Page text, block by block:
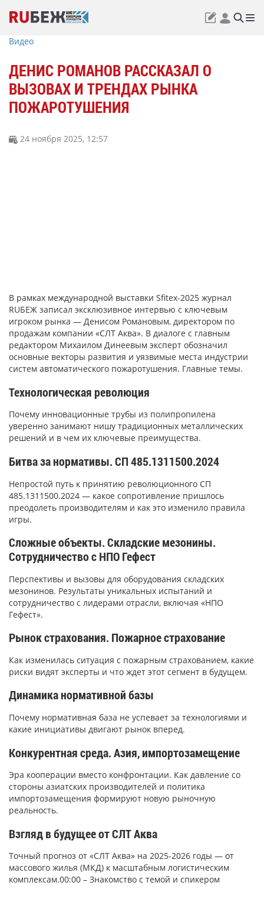
Видео
ДЕНИС РОМАНОВ РАССКАЗАЛ О
ВЫЗОВАХ И ТРЕНДАХ РЫНКА
ПОЖАРОТУШЕНИЯ
24 ноября 2025, 12:57
В рамках международной выставки Sfitex-2025 журнал
RUБЕЖ записал эксклюзивное интервью с ключевым
игроком рынка — Денисом Романовым, директором по
продажам компании «СЛТ Аква». В диалоге с главным
редактором Михаилом Динеевым эксперт обозначил
основные векторы развития и уязвимые места индустрии
систем автоматического пожаротушения. Главные темы.
Технологическая революция
Почему инновационные трубы из полипропилена
уверенно занимают нишу традиционных металлических
решений и в чем их ключевые преимущества.
Битва за нормативы. СП 485.1311500.2024
Непростой путь к принятию революционного СП
485.1311500.2024 — какое сопротивление пришлось
преодолеть производителям и как это изменило правила
игры.
Сложные объекты. Складские мезонины.
Сотрудничество с НПО Гефест
Перспективы и вызовы для оборудования складских
мезонинов. Результаты уникальных испытаний и
сотрудничество с лидерами отрасли, включая «НПО
Гефест».
Рынок страхования. Пожарное страхование
Как изменилась ситуация с пожарным страхованием, какие
риски видят эксперты и что ждет этот сегмент в будущем.
Динамика нормативной базы
Почему нормативная база не успевает за технологиями и
какие инициативы двигают рынок вперед.
Конкурентная среда. Азия, импортозамещение
Эра кооперации вместо конфронтации. Как давление со
стороны азиатских производителей и политика
импортозамещения формируют новую рыночную
реальность.
Взгляд в будущее от СЛТ Аква
Точный прогноз от «СЛТ Аква» на 2025-2026 годы — от
массового жилья (МКД) к масштабным логистическим
комплексам.00:00 – Знакомство с темой и спикером